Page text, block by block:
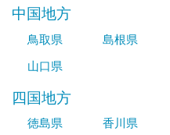
中国地方
鳥取県 島根県
山口県
四国地方
徳島県 香川県